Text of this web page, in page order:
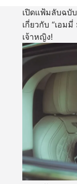
เปิดแฟ้มลับฉบั
เกี่ยวกับ “เอม
เจ้าหญิง!